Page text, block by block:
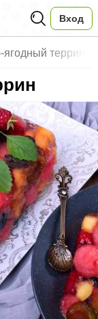
Вход
террин